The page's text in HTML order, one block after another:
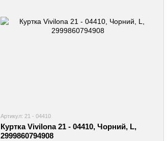
Артикул: 21 - 04410
Куртка Vivilona 21 - 04410, Чорний, L,
2999860794908